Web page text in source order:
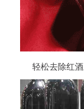
轻松去除红